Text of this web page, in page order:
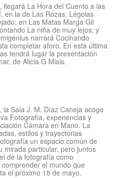
llegará La Hora del Cuento a las
en la de Las Rozas, Légolas
en Las Matas Marga Gil
La niña de muy lejos; y
narrará Cocinando
completar aforo. En esta última
tendrá lugar la presentación
de Alicia G Misis.
Sala J. M. Díaz Caneja acoge
Fotografía, experiencias y
Cámara en Mano. La
estilos y trayectorias
un espacio común de
mirada particular, pero juntos
de la fotografía como
el mundo que
el próximo 18 de mayo.